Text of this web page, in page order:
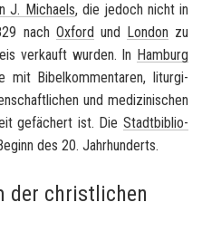
J. Mi­cha­els, die je­doch nicht in
nach Ox­ford und Lon­don zu
ver­kauft wur­den. In Ham­burg
mit Bi­bel­kom­men­ta­ren, lit­ur­gi­
und me­di­zi­ni­schen
ge­fä­chert ist. Die Stadt­bi­blio­
des 20. Jahr­hun­derts.
der christlichen